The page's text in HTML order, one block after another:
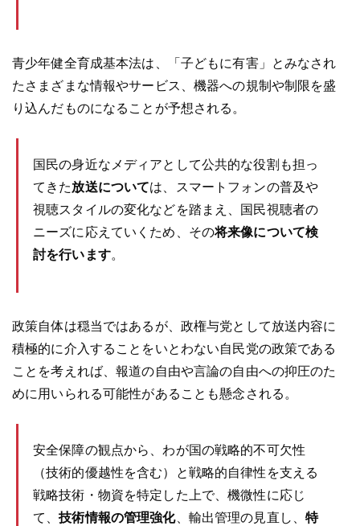
青少年健全育成基本法は、「子どもに有害」とみなされ
たさまざまな情報やサービス、機器への規制や制限を盛
り込んだものになることが予想される。
国民の身近なメディアとして公共的な役割も担っ
てきた放送については、スマートフォンの普及や
視聴スタイルの変化などを踏まえ、国民視聴者の
ニーズに応えていくため、その将来像について検
討を行います。
政策自体は穏当ではあるが、政権与党として放送内容に
積極的に介入することをいとわない自民党の政策である
ことを考えれば、報道の自由や言論の自由への抑圧のた
めに用いられる可能性があることも懸念される。
安全保障の観点から、わが国の戦略的不可欠性
（技術的優越性を含む）と戦略的自律性を支える
戦略技術・物資を特定した上で、機微性に応じ
て、技術情報の管理強化、輸出管理の見直し、 特